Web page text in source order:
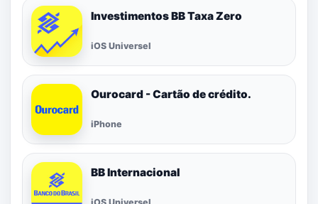
Investimentos BB Taxa Zero
iOS Universel
Ourocard - Cartão de crédito.
iPhone
BB Internacional